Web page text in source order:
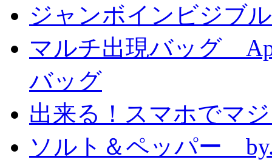
ジャンボインビジブ
マルチ出現バッグ
バッグ
出来る！スマホでマ
ソルト＆ペッパー